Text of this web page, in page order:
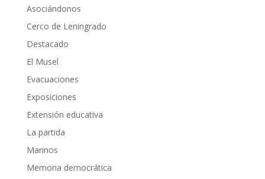
Asociándonos
Cerco de Leningrado
Destacado
El Musel
Evacuaciones
Exposiciones
Extensión educativa
La partida
Marinos
Memoria democrática